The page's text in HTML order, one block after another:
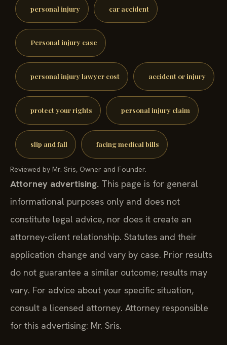
personal injury car accident
Personal injury case
personal injury lawyer cost accident or injury
protect your rights personal injury claim
slip and fall facing medical bills
Reviewed by Mr. Sris, Owner and Founder.
Attorney advertising. This page is for general
informational purposes only and does not
constitute legal advice, nor does it create an
attorney-client relationship. Statutes and their
application change and vary by case. Prior results
do not guarantee a similar outcome; results may
vary. For advice about your specific situation,
consult a licensed attorney. Attorney responsible
for this advertising: Mr. Sris.